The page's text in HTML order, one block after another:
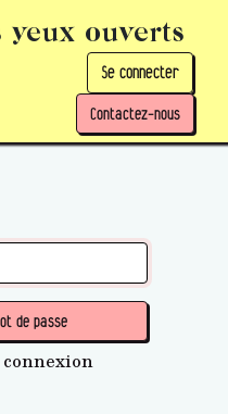
yeux ouverts
Se connecter
Contactez-nous
de passe